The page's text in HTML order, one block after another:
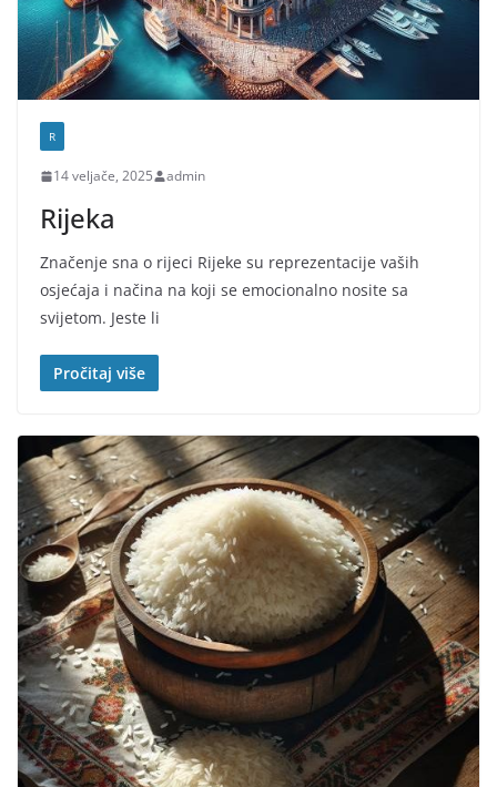
R
14 veljače, 2025 admin
Rijeka
Značenje sna o rijeci Rijeke su reprezentacije vaših
osjećaja i načina na koji se emocionalno nosite sa
svijetom. Jeste li
Pročitaj više